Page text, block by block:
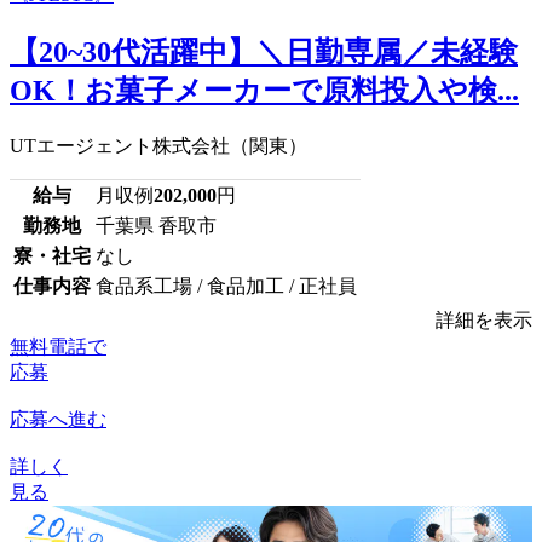
【20~30代活躍中】＼日勤専属／未経験
OK！お菓子メーカーで原料投入や検...
UTエージェント株式会社（関東）
給与 月収例202,000円
勤務地
千葉県 香取市
寮・社宅 なし
仕事内容 食品系工場 / 食品加工 / 正社員
詳細を表示
無料電話で
応募
応募へ進む
詳しく
見る